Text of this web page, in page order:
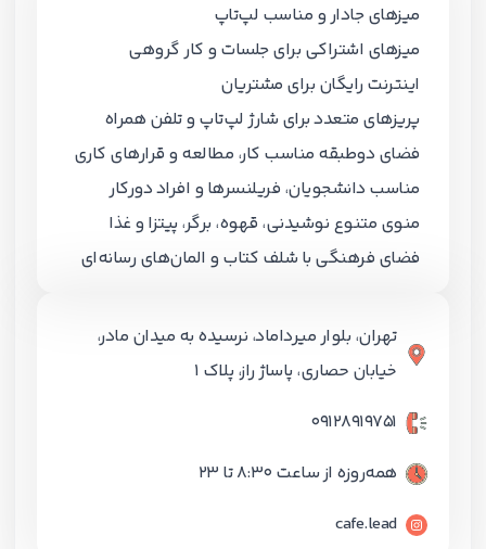
میزهای جادار و مناسب لپ‌تاپ
میزهای اشتراکی برای جلسات و کار گروهی
اینترنت رایگان برای مشتریان
پریزهای متعدد برای شارژ لپ‌تاپ و تلفن همراه
فضای دوطبقه مناسب کار، مطالعه و قرارهای کاری
مناسب دانشجویان، فریلنسرها و افراد دورکار
منوی متنوع نوشیدنی، قهوه، برگر، پیتزا و غذا
فضای فرهنگی با شلف کتاب و المان‌های رسانه‌ای
تهران، بلوار میرداماد، نرسیده به میدان مادر،
خیابان حصاری، پاساژ راز، پلاک ۱
۰۹۱۲۸۹۱۹۷۵۱
همه‌روزه از ساعت ۸:۳۰ تا ۲۳
cafe.lead